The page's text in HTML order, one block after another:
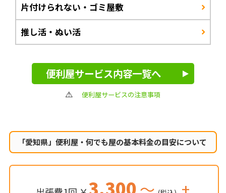
片付けられない・ゴミ屋敷
推し活・ぬい活
便利屋サービス内容一覧へ
便利屋サービスの注意事項
「愛知県」便利屋・何でも屋の基本料金の目安について